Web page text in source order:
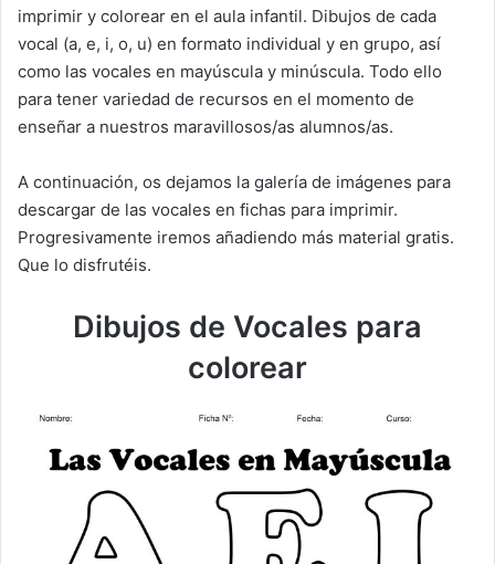
imprimir y colorear en el aula infantil. Dibujos de cada
vocal (a, e, i, o, u) en formato individual y en grupo, así
como las vocales en mayúscula y minúscula. Todo ello
para tener variedad de recursos en el momento de
enseñar a nuestros maravillosos/as alumnos/as.
A continuación, os dejamos la galería de imágenes para
descargar de las vocales en fichas para imprimir.
Progresivamente iremos añadiendo más material gratis.
Que lo disfrutéis.
Dibujos de Vocales para
colorear